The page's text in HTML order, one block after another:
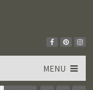
MENU